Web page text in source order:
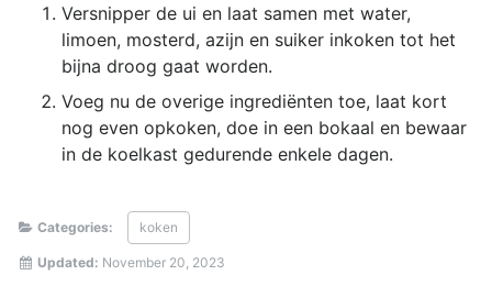
Versnipper de ui en laat samen met water,
limoen, mosterd, azijn en suiker inkoken tot het
bijna droog gaat worden.
Voeg nu de overige ingrediënten toe, laat kort
nog even opkoken, doe in een bokaal en bewaar
in de koelkast gedurende enkele dagen.
Categories: koken
Updated: November 20, 2023